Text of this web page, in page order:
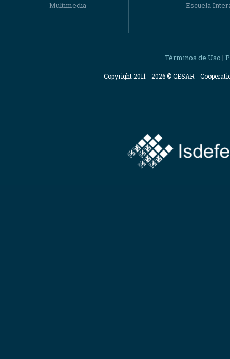
Multimedia
Escuela
Términos de Uso |
Copyright 2011 - 2026 © CESAR -